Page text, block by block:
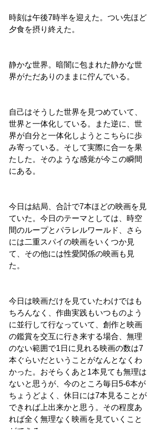
時刻は午後7時半を迎えた。つい先ほど
夕食を摂り終えた。
静かな世界。暗闇に包まれた静かな世
界がただありのままに佇んでいる。
自己はそうした世界を見つめていて、
世界と一体化している。また逆に、世
界が自分と一体化しようとこちらに歩
み寄っている。そして実際に合一を果
たした。そのような感覚が今この瞬間
にある。
今日は結局、合計で7本ほどの映画を見
ていた。今日のテーマとしては、時空
間のループとパラレルワールド、さら
には二重スパイの映画をいくつか見
て、その他には性愛関係の映画も見
た。
今日は映画だけを見ていたわけではも
ちろんなく、作曲実践もいつものよう
に並行して行なっていて、創作と映画
の鑑賞を交互に行き来する場合、無理
のない範囲で1日に見れる映画の数は7
本ぐらいだということがなんとなくわ
かった。おそらくあと1本見ても無理は
ないと思うが、今のところ毎日5-6本が
ちょうどよく、休日には7本見ることが
できれば上出来かと思う。その程度あ
れば全く無理なく映画を見ていくこと
ができる。